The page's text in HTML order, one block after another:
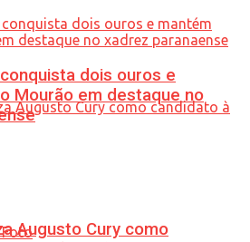
Augusto Cury como
dois ouros e
Mourão em destaque no